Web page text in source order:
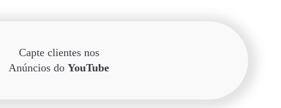
Capte clientes nos
Anúncios doYouTube